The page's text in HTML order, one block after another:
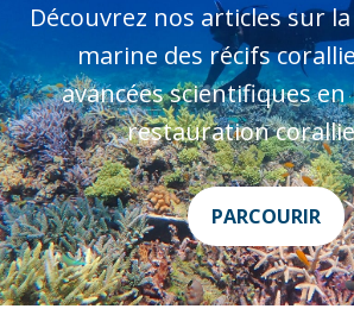
Découvrez nos articles sur
marine des récifs
avancées scientifiques en
restauration
PARCOURIR